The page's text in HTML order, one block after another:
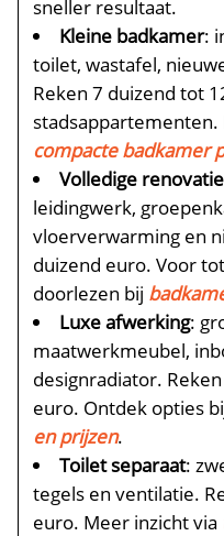
sneller resultaat.​
Kleine badkamer:
toilet, wastafel,
Reken 7 duizend tot
compacte badkamer
Volledige renovatie
leidingwerk,
vloerverwarming en
duizend euro.​ Voor
doorlezen bij
Luxe afwerking:
maatwerkmeubel,
designradiator.​
euro.​ Ontdek opties
en prijzen.​
Toilet separaat:
tegels en ventilatie.​
euro.​ Meer inzicht via